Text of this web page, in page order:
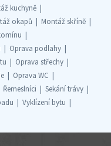
kuchyně
okapů
Montáž skříně
Oprava podlahy
Oprava střechy
Oprava WC
Řemeslníci
Sekání trávy
Vyklízení bytu